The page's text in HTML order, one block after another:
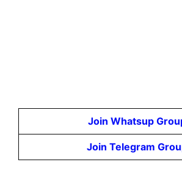
Join Whatsup
Join Telegram